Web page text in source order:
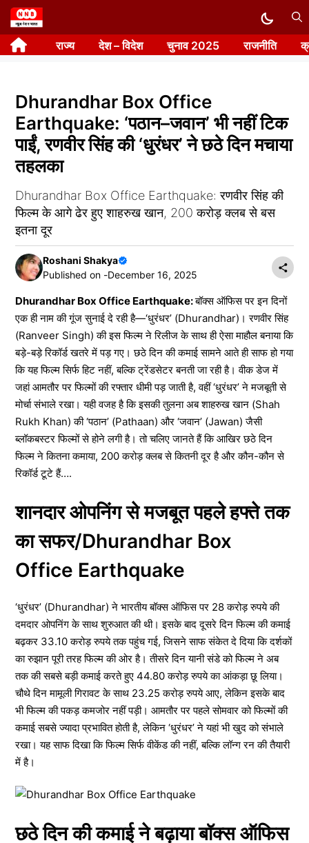
Skip
to
content राज्य देश – विदेश चुनाव 2025 राजनीति
Dhurandhar Box Office
Earthquake: ‘पठान–जवान’ भी नहीं टिक
पाईं, रणवीर सिंह की ‘धुरंधर’ ने छठे दिन मचाया
तहलका
Dhurandhar Box Office Earthquake: रणवीर सिंह की
फिल्म के आगे ढेर हुए शाहरुख खान, 200 करोड़ क्लब से बस
इतना दूर
Roshani Shakya
Published on -December 16, 2025
Dhurandhar Box Office Earthquake:बॉक्स ऑफिस पर इन दिनों
एक ही नाम की गूंज सुनाई दे रही है—‘धुरंधर’ (Dhurandhar)। रणवीर सिंह
(Ranveer Singh) की इस फिल्म ने रिलीज के साथ ही ऐसा माहौल बनाया कि
बड़े-बड़े रिकॉर्ड खतरे में पड़ गए। छठे दिन की कमाई सामने आते ही साफ हो गया
कि यह फिल्म सिर्फ हिट नहीं, बल्कि ट्रेंडसेटर बनती जा रही है। वीक डेज में
जहां आमतौर पर फिल्मों की रफ्तार धीमी पड़ जाती है, वहीं ‘धुरंधर’ ने मजबूती से
मोर्चा संभाले रखा। यही वजह है कि इसकी तुलना अब शाहरुख खान (Shah
Rukh Khan) की ‘पठान’ (Pathaan) और ‘जवान’ (Jawan) जैसी
ब्लॉकबस्टर फिल्मों से होने लगी है। तो चलिए जानते हैं कि आखिर छठे दिन
फिल्म ने कितना कमाया, 200 करोड़ क्लब से कितनी दूर है और कौन-कौन से
रिकॉर्ड टूटे हैं….
शानदार ओपनिंग से मजबूत पहले हफ्ते तक
का सफर/Dhurandhar Box
Office Earthquake
‘धुरंधर’ (Dhurandhar) ने भारतीय बॉक्स ऑफिस पर 28 करोड़ रुपये की
दमदार ओपनिंग के साथ शुरुआत की थी। इसके बाद दूसरे दिन फिल्म की कमाई
बढ़कर 33.10 करोड़ रुपये तक पहुंच गई, जिसने साफ संकेत दे दिया कि दर्शकों
का रुझान पूरी तरह फिल्म की ओर है। तीसरे दिन यानी संडे को फिल्म ने अब
तक की सबसे बड़ी कमाई करते हुए 44.80 करोड़ रुपये का आंकड़ा छू लिया।
चौथे दिन मामूली गिरावट के साथ 23.25 करोड़ रुपये आए, लेकिन इसके बाद
भी फिल्म की पकड़ कमजोर नहीं पड़ी। आमतौर पर पहले सोमवार को फिल्मों की
कमाई सबसे ज्यादा प्रभावित होती है, लेकिन ‘धुरंधर’ ने यहां भी खुद को संभाले
रखा। यह साफ दिखा कि फिल्म सिर्फ वीकेंड की नहीं, बल्कि लॉन्ग रन की तैयारी
में है।
छठे दिन की कमाई ने बढ़ाया बॉक्स ऑफिस